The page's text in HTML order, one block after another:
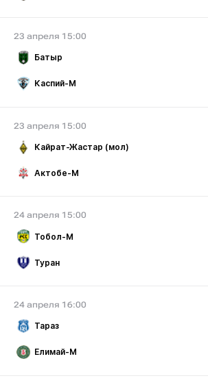
23 апреля 15:00
Батыр
Каспий-М
23 апреля 15:00
Кайрат-Жастар (мол)
Актобе-М
24 апреля 15:00
Тобол-М
Туран
24 апреля 16:00
Тараз
Елимай-М